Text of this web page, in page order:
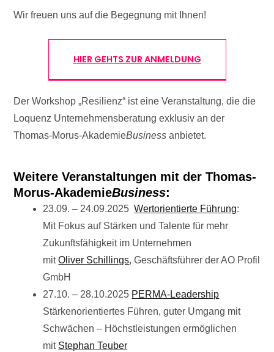
Wir freuen uns auf die Begegnung mit Ihnen!
HIER GEHTS ZUR ANMELDUNG
Der Workshop „Resilienz“ ist eine Veranstaltung, die die
Loquenz Unternehmensberatung exklusiv an der
Thomas-Morus-AkademieBusiness anbietet.
Weitere Veranstaltungen mit der Thomas-
Morus-AkademieBusiness:
23.09. – 24.09.2025Wertorientierte Führung:
Mit Fokus auf Stärken und Talente für mehr
Zukunftsfähigkeit im Unternehmen
mitOliver Schillings, Geschäftsführer der AO Profil
GmbH
27.10. – 28.10.2025 PERMA-Leadership
Stärkenorientiertes Führen, guter Umgang mit
Schwächen – Höchstleistungen ermöglichen
mit Stephan Teuber